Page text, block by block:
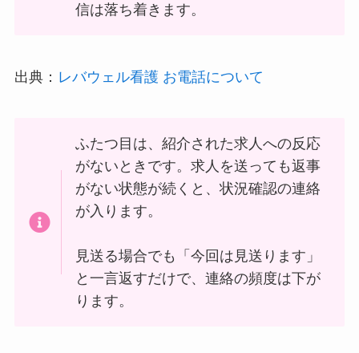
信は落ち着きます。
出典： レバウェル看護 お電話について
ふたつ目は、紹介された求人への反応
がないときです。求人を送っても返事
がない状態が続くと、状況確認の連絡
が入ります。
見送る場合でも「今回は見送ります」
と一言返すだけで、連絡の頻度は下が
ります。